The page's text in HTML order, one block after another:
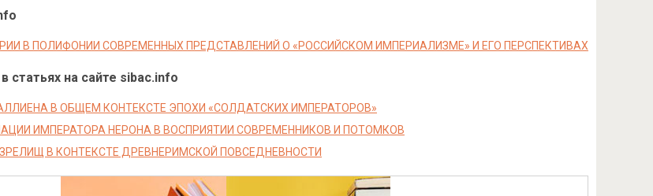
В ПОЛИФОНИИ СОВРЕМЕННЫХ ПРЕДСТАВЛЕНИЙ О «РОССИЙСКОМ ИМПЕРИАЛИЗМЕ» И ЕГО ПЕРСПЕКТИВАХ
статьях на сайте sibac.info
В ОБЩЕМ КОНТЕКСТЕ ЭПОХИ «СОЛДАТСКИХ ИМПЕРАТОРОВ»
ИМПЕРАТОРА НЕРОНА В ВОСПРИЯТИИ СОВРЕМЕННИКОВ И ПОТОМКОВ
В КОНТЕКСТЕ ДРЕВНЕРИМСКОЙ ПОВСЕДНЕВНОСТИ